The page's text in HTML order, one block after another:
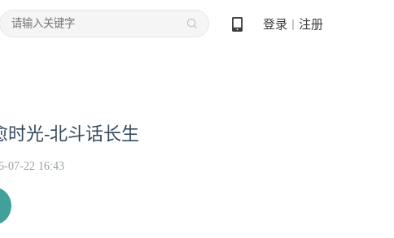
登录 注册
时光-北斗话长生
07-22 16:43